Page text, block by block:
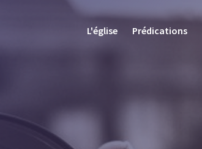
L'église Prédications